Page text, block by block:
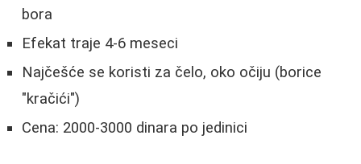
bora
Efekat traje 4-6 meseci
Najčešće se koristi za čelo, oko očiju (borice
"kračići")
Cena: 2000-3000 dinara po jedinici